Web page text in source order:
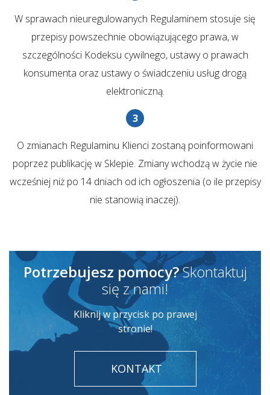
W sprawach nieuregulowanych Regulaminem stosuje się
przepisy powszechnie obowiązującego prawa, w
szczególności Kodeksu cywilnego, ustawy o prawach
konsumenta oraz ustawy o świadczeniu usług drogą
elektroniczną.
O zmianach Regulaminu Klienci zostaną poinformowani
poprzez publikację w Sklepie. Zmiany wchodzą w życie nie
wcześniej niż po 14 dniach od ich ogłoszenia (o ile przepisy
nie stanowią inaczej).
Potrzebujesz pomocy?Skontaktuj
się z nami!
Kliknij w przycisk po prawej
stronie!
KONTAKT